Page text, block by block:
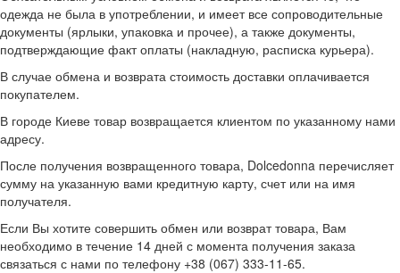
одежда не была в употреблении, и имеет все сопроводительные
документы (ярлыки, упаковка и прочее), а также документы,
подтверждающие факт оплаты (накладную, расписка курьера).
В случае обмена и возврата стоимость доставки оплачивается
покупателем.
В городе Киеве товар возвращается клиентом по указанному нами
адресу.
После получения возвращенного товара, Dolcedonna перечисляет
сумму на указанную вами кредитную карту, счет или на имя
получателя.
Если Вы хотите совершить обмен или возврат товара, Вам
необходимо в течение 14 дней с момента получения заказа
связаться с нами по телефону +38 (067) 333-11-65.